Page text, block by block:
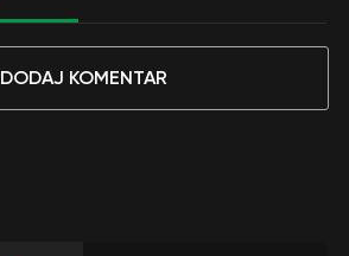
DODAJ KOMENTAR